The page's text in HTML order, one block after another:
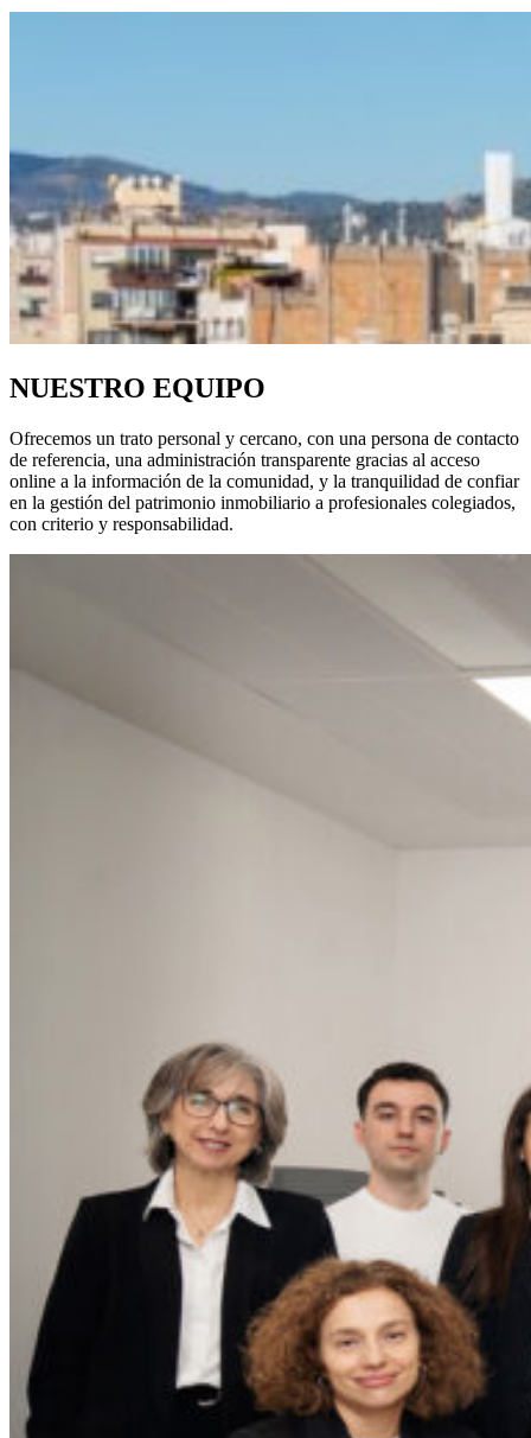
NUESTRO EQUIPO
Ofrecemos un trato personal y cercano, con una persona de contacto
de referencia, una administración transparente gracias al acceso
online a la información de la comunidad, y la tranquilidad de confiar
en la gestión del patrimonio inmobiliario a profesionales colegiados,
con criterio y responsabilidad.